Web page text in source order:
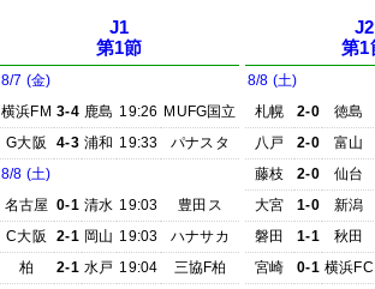
J1
第1節
8/7 (金)
横浜FM 3-4 鹿島 19:26 MUFG国立
G大阪
4-3 浦和 19:33
パナスタ
8/8 (土)
名古屋 0-1 清水 19:03
豊田ス
C大阪
2-1 岡山 19:03
ハナサカ
柏
2-1 水戸 19:04
三協F柏
J2
第1
8/8 (土)
札幌
2-0
徳島
八戸
2-0
富山
藤枝
2-0
仙台
大宮
1-0
新潟
磐田
1-1
秋田
宮崎
0-1 横浜FC